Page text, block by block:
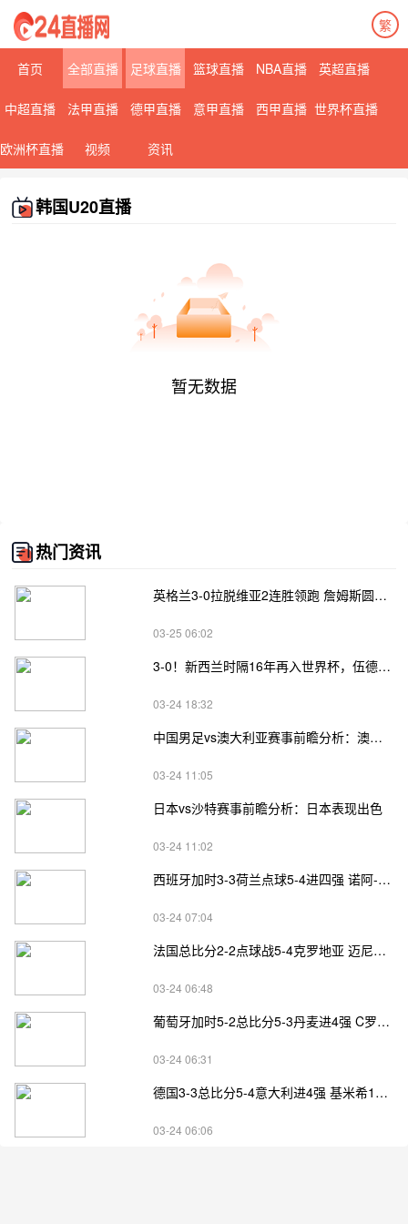
繁
首页 全部直播 足球直播 篮球直播 NBA直播 英超直播
中超直播 法甲直播 德甲直播 意甲直播 西甲直播 世界杯直播
欧洲杯直播 视频 资讯
韩国U20直播
暂无数据
热门资讯
英格兰3-0拉脱维亚2连胜领跑 詹姆斯圆月弯刀凯恩埃泽建功
03-25 06:02
3-0！新西兰时隔16年再入世界杯，伍德将二度征战
03-24 18:32
中国男足vs澳大利亚赛事前瞻分析：澳大利亚进攻不俗
03-24 11:05
日本vs沙特赛事前瞻分析：日本表现出色
03-24 11:02
西班牙加时3-3荷兰点球5-4进四强 诺阿-朗&马伦失点
03-24 07:04
法国总比分2-2点球战5-4克罗地亚 迈尼昂两扑点
03-24 06:48
葡萄牙加时5-2总比分5-3丹麦进4强 C罗失点+补射破门
03-24 06:31
德国3-3总比分5-4意大利进4强 基米希1射2传小基恩双响
03-24 06:06